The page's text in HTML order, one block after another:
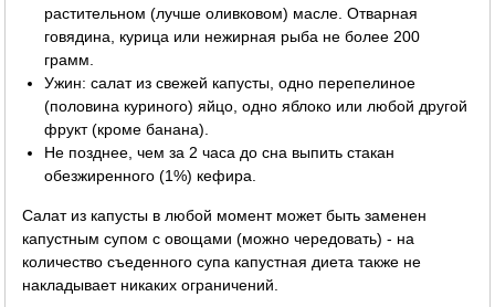
растительном (лучше оливковом) масле. Отварная
говядина, курица или нежирная рыба не более 200
грамм.
Ужин: салат из свежей капусты, одно перепелиное
(половина куриного) яйцо, одно яблоко или любой другой
фрукт (кроме банана).
Не позднее, чем за 2 часа до сна выпить стакан
обезжиренного (1%) кефира.
Салат из капусты в любой момент может быть заменен
капустным супом с овощами (можно чередовать) - на
количество съеденного супа капустная диета также не
накладывает никаких ограничений.